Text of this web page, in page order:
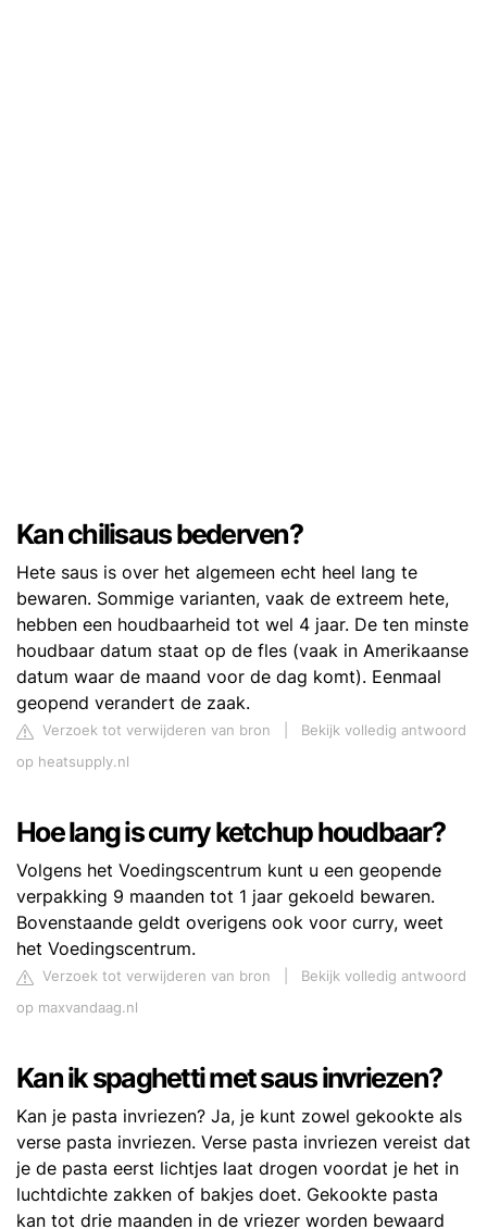
Kan chilisaus bederven?
Hete saus is over het algemeen echt heel lang te
bewaren. Sommige varianten, vaak de extreem hete,
hebben een houdbaarheid tot wel 4 jaar. De ten minste
houdbaar datum staat op de fles (vaak in Amerikaanse
datum waar de maand voor de dag komt). Eenmaal
geopend verandert de zaak.
Verzoek tot verwijderen van bron
Bekijk volledig antwoord
op heatsupply.nl
Hoe lang is curry ketchup houdbaar?
Volgens het Voedingscentrum kunt u een geopende
verpakking 9 maanden tot 1 jaar gekoeld bewaren.
Bovenstaande geldt overigens ook voor curry, weet
het Voedingscentrum.
Verzoek tot verwijderen van bron
Bekijk volledig antwoord
op maxvandaag.nl
Kan ik spaghetti met saus invriezen?
Kan je pasta invriezen? Ja, je kunt zowel gekookte als
verse pasta invriezen. Verse pasta invriezen vereist dat
je de pasta eerst lichtjes laat drogen voordat je het in
luchtdichte zakken of bakjes doet. Gekookte pasta
kan tot drie maanden in de vriezer worden bewaard